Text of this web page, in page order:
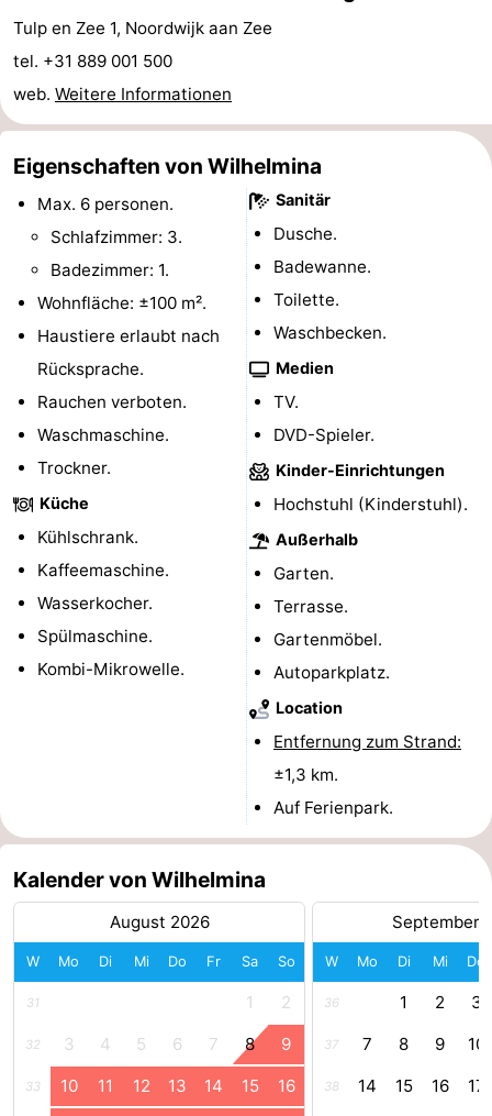
&
-
Denkmäler
-
Aussichtspunkte
Attraktionen
Rundfahrten
-
Spielplätze
Indoor-
Spielplätze
-
Experiences
Wellness-
Zentren
Dörfer
Städte
Sport
Golfplatze
-
Surfen
Sportangeln
Essen
und
Veranstaltungen
Tulp en Zee 1, Noordwijk aan Zee
tel. +31 889 001 500
web. Weitere Informationen
Eigenschaften von Wilhelmina
Max. 6 personen.
Schlafzimmer: 3.
Badezimmer: 1.
Wohnfläche: ±100 m².
Haustiere erlaubt nach
Rücksprache.
Rauchen verboten.
Waschmaschine.
Trockner.
Küche
Kühlschrank.
Kaffeemaschine.
Wasserkocher.
Spülmaschine.
Kombi-Mikrowelle.
Sanitär
Dusche.
Badewanne.
Toilette.
Waschbecken.
Medien
TV.
DVD-Spieler.
Kinder-Einrichtungen
Hochstuhl (Kinderstuhl).
Außerhalb
Garten.
Terrasse.
Gartenmöbel.
Autoparkplatz.
Location
Entfernung zum Strand:
±1,3 km.
Auf Ferienpark.
Kalender von Wilhelmina
August 2026
W Mo Di Mi Do Fr Sa So
31 1 2
32 3 4 5 6 7 8 9
33 10 11 12 13 14 15 16
September
W Mo Di Mi Do
36 1 2 3
37 7 8 9 10
38 14 15 16 17